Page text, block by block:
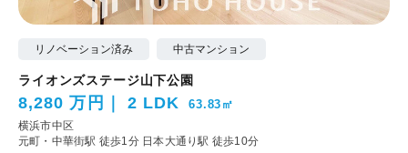
リノベーション済み 中古マンション
ライオンズステージ山下公園
8,280 万円 2 LDK 63.83㎡
横浜市中区
元町・中華街駅 徒歩1分 日本大通り駅 徒歩10分